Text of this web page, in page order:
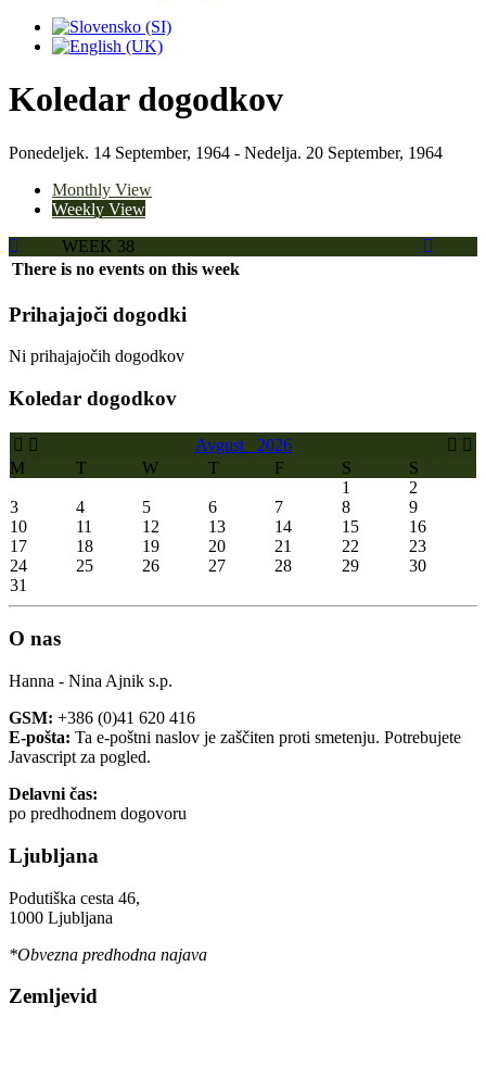
Koledar dogodkov
Ponedeljek. 14 September, 1964 - Nedelja. 20 September, 1964
Monthly View
Weekly View
WEEK 38
There is no events on this week
Prihajajoči dogodki
Ni prihajajočih dogodkov
Koledar dogodkov
Avgust 2026
M
T W T F S
S
1
2
3
4 5 6 7 8
9
10
11 12 13 14 15
16
17
18 19 20 21 22
23
24
25 26 27 28 29
30
31
O nas
Hanna - Nina Ajnik s.p.
GSM: +386 (0)41 620 416
E-pošta: Ta e-poštni naslov je zaščiten proti smetenju. Potrebujete
Javascript za pogled.
Delavni čas:
po predhodnem dogovoru
Ljubljana
Podutiška cesta 46,
1000 Ljubljana
*Obvezna predhodna najava
Zemljevid